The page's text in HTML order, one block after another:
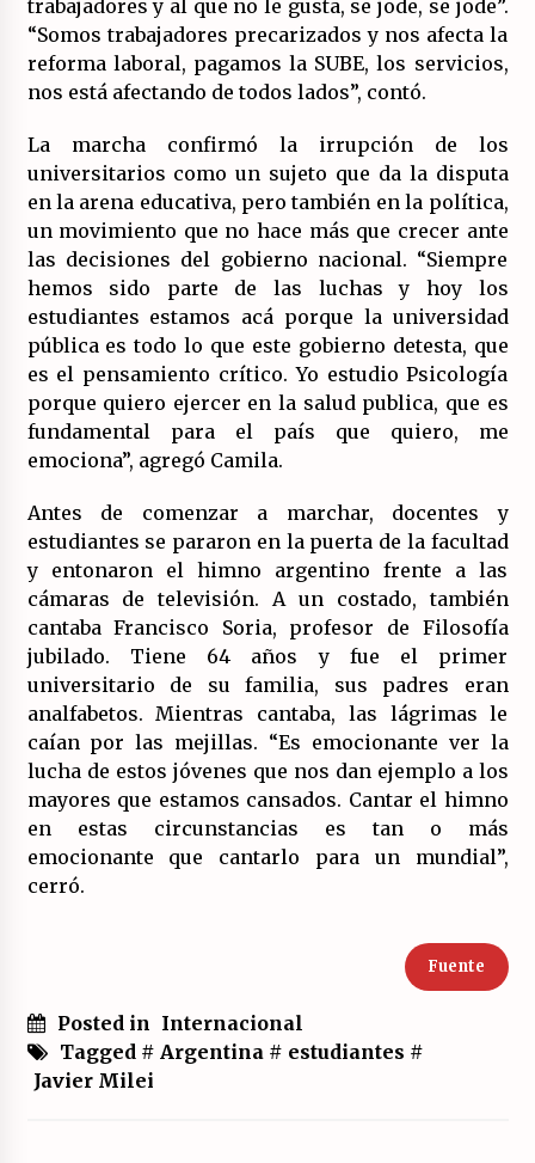
trabajadores y al que no le gusta, se jode, se jode”.
“Somos trabajadores precarizados y nos afecta la
reforma laboral, pagamos la SUBE, los servicios,
nos está afectando de todos lados”, contó.
La marcha confirmó la irrupción de los
universitarios como un sujeto que da la disputa
en la arena educativa, pero también en la política,
un movimiento que no hace más que crecer ante
las decisiones del gobierno nacional. “Siempre
hemos sido parte de las luchas y hoy los
estudiantes estamos acá porque la universidad
pública es todo lo que este gobierno detesta, que
es el pensamiento crítico. Yo estudio Psicología
porque quiero ejercer en la salud publica, que es
fundamental para el país que quiero, me
emociona”, agregó Camila.
Antes de comenzar a marchar, docentes y
estudiantes se pararon en la puerta de la facultad
y entonaron el himno argentino frente a las
cámaras de televisión. A un costado, también
cantaba Francisco Soria, profesor de Filosofía
jubilado. Tiene 64 años y fue el primer
universitario de su familia, sus padres eran
analfabetos. Mientras cantaba, las lágrimas le
caían por las mejillas. “Es emocionante ver la
lucha de estos jóvenes que nos dan ejemplo a los
mayores que estamos cansados. Cantar el himno
en estas circunstancias es tan o más
emocionante que cantarlo para un mundial”,
cerró.
Fuente
Posted in Internacional
Tagged # Argentina # estudiantes #
Javier Milei